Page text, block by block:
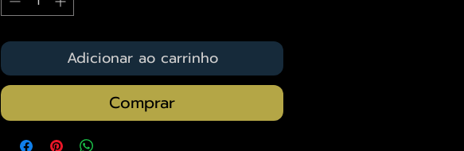
Adicionar ao carrinho
Comprar